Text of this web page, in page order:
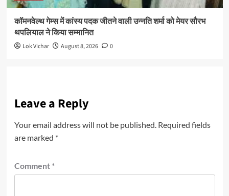
कॉमनवेल्थ गेम्स में कांस्य पदक जीतने वाली उन्नति शर्मा को मेयर सौरभ
थपलियाल ने किया सम्मानित
Lok Vichar August 8, 2026 0
Leave a Reply
Your email address will not be published. Required fields
are marked *
Comment *